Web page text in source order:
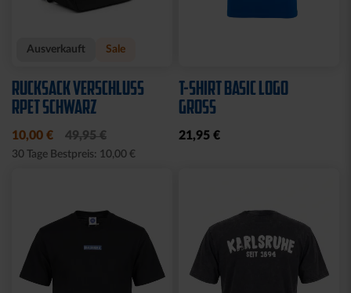
Ausverkauft Sale
RUCKSACK VERSCHLUSS
RPET SCHWARZ
10,00 € 49,95 €
30 Tage Bestpreis: 10,00 €
T-SHIRT BASIC LOGO
GROSS
21,95 €